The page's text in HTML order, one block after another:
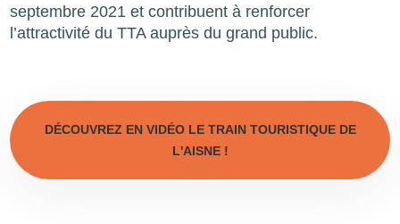
septembre 2021 et contribuent à renforcer
l’attractivité du TTA auprès du grand public.
DÉCOUVREZ EN VIDÉO LE TRAIN TOURISTIQUE DE
L'AISNE !